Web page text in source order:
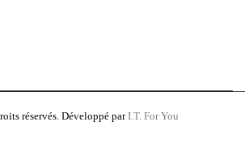
réservés. Développé parI.T. For You